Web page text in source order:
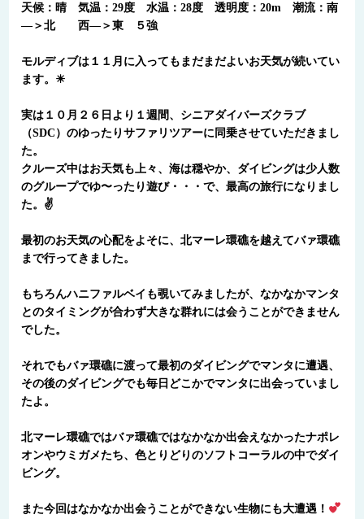
天候：晴 気温：29度 水温：28度 透明度：20m 潮流：南
―＞北 西―＞東 ５強
モルディブは１１月に入ってもまだまだよいお天気が続いてい
ます。☀
実は１０月２６日より１週間、シニアダイバーズクラブ
（SDC）のゆったりサファリツアーに同乗させていただきまし
た。
クルーズ中はお天気も上々、海は穏やか、ダイビングは少人数
のグループでゆ〜ったり遊び・・・で、最高の旅行になりまし
た。✌
最初のお天気の心配をよそに、北マーレ環礁を越えてバァ環礁
まで行ってきました。
もちろんハニファルベイも覗いてみましたが、なかなかマンタ
とのタイミングが合わず大きな群れには会うことができません
でした。
それでもバァ環礁に渡って最初のダイビングでマンタに遭遇、
その後のダイビングでも毎日どこかでマンタに出会っていまし
たよ。
北マーレ環礁ではバァ環礁ではなかなか出会えなかったナポレ
オンやウミガメたち、色とりどりのソフトコーラルの中でダイ
ビング。
また今回はなかなか出会うことができない生物にも大遭遇！